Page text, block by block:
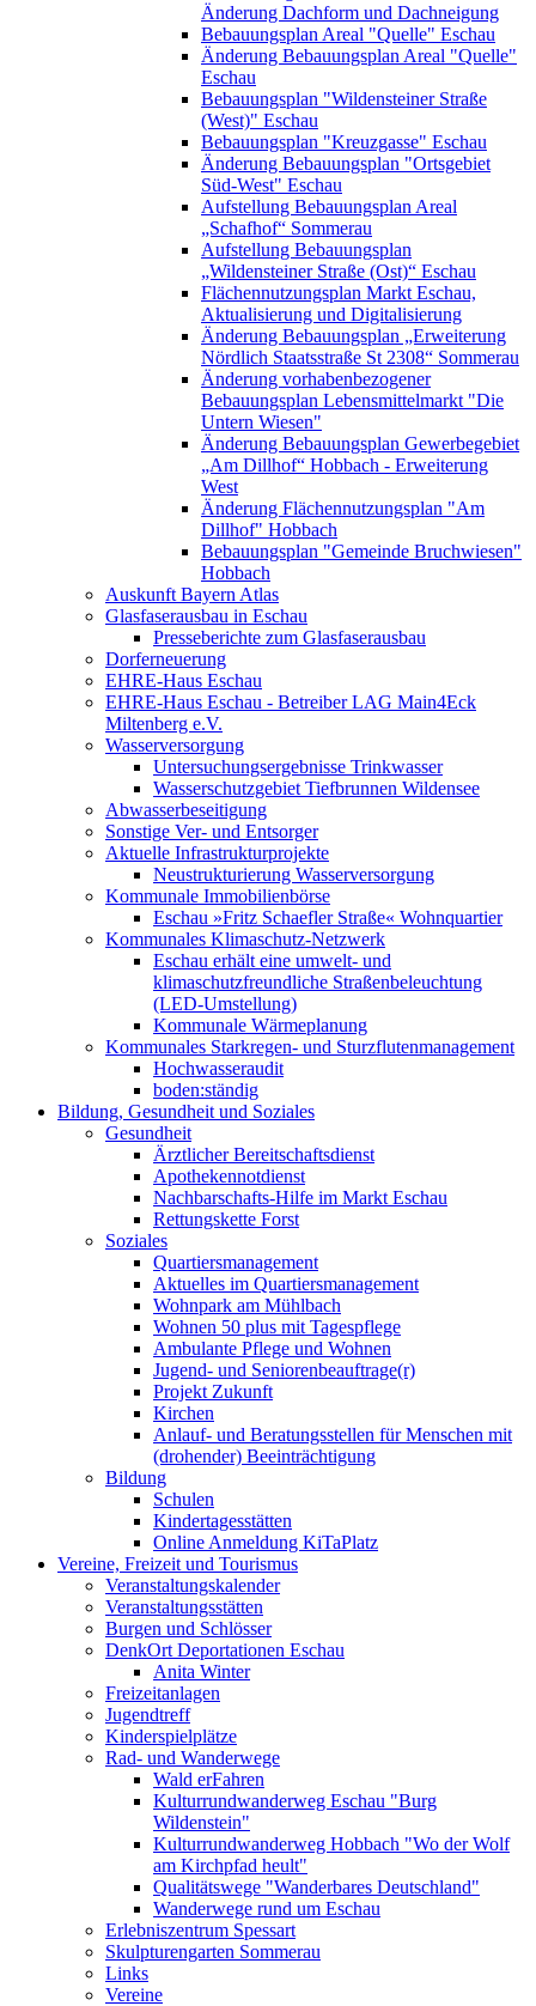
Änderung Dachform und Dachneigung
Bebauungsplan Areal "Quelle" Eschau
Änderung Bebauungsplan Areal "Quelle"
Eschau
Bebauungsplan "Wildensteiner Straße
(West)" Eschau
Bebauungsplan "Kreuzgasse" Eschau
Änderung Bebauungsplan "Ortsgebiet
Süd-West" Eschau
Aufstellung Bebauungsplan Areal
„Schafhof“ Sommerau
Aufstellung Bebauungsplan
„Wildensteiner Straße (Ost)“ Eschau
Flächennutzungsplan Markt Eschau,
Aktualisierung und Digitalisierung
Änderung Bebauungsplan „Erweiterung
Nördlich Staatsstraße St 2308“ Sommerau
Änderung vorhabenbezogener
Bebauungsplan Lebensmittelmarkt "Die
Untern Wiesen"
Änderung Bebauungsplan Gewerbegebiet
„Am Dillhof“ Hobbach - Erweiterung
West
Änderung Flächennutzungsplan "Am
Dillhof" Hobbach
Bebauungsplan "Gemeinde Bruchwiesen"
Hobbach
Auskunft Bayern Atlas
Glasfaserausbau in Eschau
Presseberichte zum Glasfaserausbau
Dorferneuerung
EHRE-Haus Eschau
EHRE-Haus Eschau - Betreiber LAG Main4Eck
Miltenberg e.V.
Wasserversorgung
Untersuchungsergebnisse Trinkwasser
Wasserschutzgebiet Tiefbrunnen Wildensee
Abwasserbeseitigung
Sonstige Ver- und Entsorger
Aktuelle Infrastrukturprojekte
Neustrukturierung Wasserversorgung
Kommunale Immobilienbörse
Eschau »Fritz Schaefler Straße« Wohnquartier
Kommunales Klimaschutz-Netzwerk
Eschau erhält eine umwelt- und
klimaschutzfreundliche Straßenbeleuchtung
(LED-Umstellung)
Kommunale Wärmeplanung
Kommunales Starkregen- und Sturzflutenmanagement
Hochwasseraudit
boden:ständig
Bildung, Gesundheit und Soziales
Gesundheit
Ärztlicher Bereitschaftsdienst
Apothekennotdienst
Nachbarschafts-Hilfe im Markt Eschau
Rettungskette Forst
Soziales
Quartiersmanagement
Aktuelles im Quartiersmanagement
Wohnpark am Mühlbach
Wohnen 50 plus mit Tagespflege
Ambulante Pflege und Wohnen
Jugend- und Seniorenbeauftrage(r)
Projekt Zukunft
Kirchen
Anlauf- und Beratungsstellen für Menschen mit
(drohender) Beeinträchtigung
Bildung
Schulen
Kindertagesstätten
Online Anmeldung KiTaPlatz
Vereine, Freizeit und Tourismus
Veranstaltungskalender
Veranstaltungsstätten
Burgen und Schlösser
DenkOrt Deportationen Eschau
Anita Winter
Freizeitanlagen
Jugendtreff
Kinderspielplätze
Rad- und Wanderwege
Wald erFahren
Kulturrundwanderweg Eschau "Burg
Wildenstein"
Kulturrundwanderweg Hobbach "Wo der Wolf
am Kirchpfad heult"
Qualitätswege "Wanderbares Deutschland"
Wanderwege rund um Eschau
Erlebniszentrum Spessart
Skulpturengarten Sommerau
Links
Vereine